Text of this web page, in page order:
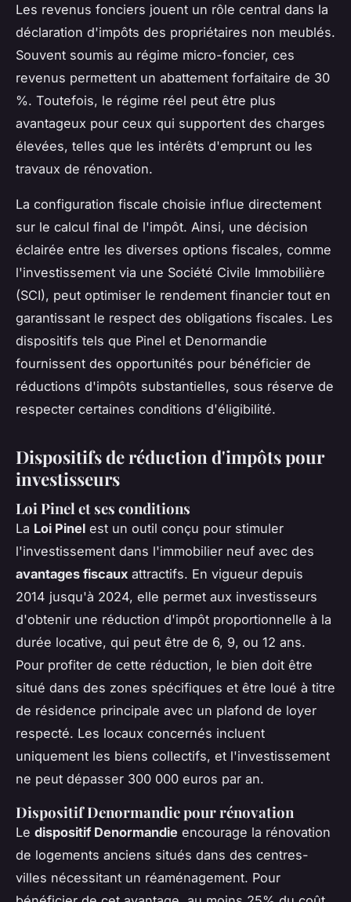
Les revenus fonciers jouent un rôle central dans la
déclaration d'impôts des propriétaires non meublés.
Souvent soumis au régime micro-foncier, ces
revenus permettent un abattement forfaitaire de 30
%. Toutefois, le régime réel peut être plus
avantageux pour ceux qui supportent des charges
élevées, telles que les intérêts d'emprunt ou les
travaux de rénovation.
La configuration fiscale choisie influe directement
sur le calcul final de l'impôt. Ainsi, une décision
éclairée entre les diverses options fiscales, comme
l'investissement via une Société Civile Immobilière
(SCI), peut optimiser le rendement financier tout en
garantissant le respect des obligations fiscales. Les
dispositifs tels que Pinel et Denormandie
fournissent des opportunités pour bénéficier de
réductions d'impôts substantielles, sous réserve de
respecter certaines conditions d'éligibilité.
Dispositifs de réduction d'impôts pour
investisseurs
Loi Pinel et ses conditions
La Loi Pinel est un outil conçu pour stimuler
l'investissement dans l'immobilier neuf avec des
avantages fiscaux attractifs. En vigueur depuis
2014 jusqu'à 2024, elle permet aux investisseurs
d'obtenir une réduction d'impôt proportionnelle à la
durée locative, qui peut être de 6, 9, ou 12 ans.
Pour profiter de cette réduction, le bien doit être
situé dans des zones spécifiques et être loué à titre
de résidence principale avec un plafond de loyer
respecté. Les locaux concernés incluent
uniquement les biens collectifs, et l'investissement
ne peut dépasser 300 000 euros par an.
Dispositif Denormandie pour rénovation
Le dispositif Denormandie encourage la rénovation
de logements anciens situés dans des centres-
villes nécessitant un réaménagement. Pour